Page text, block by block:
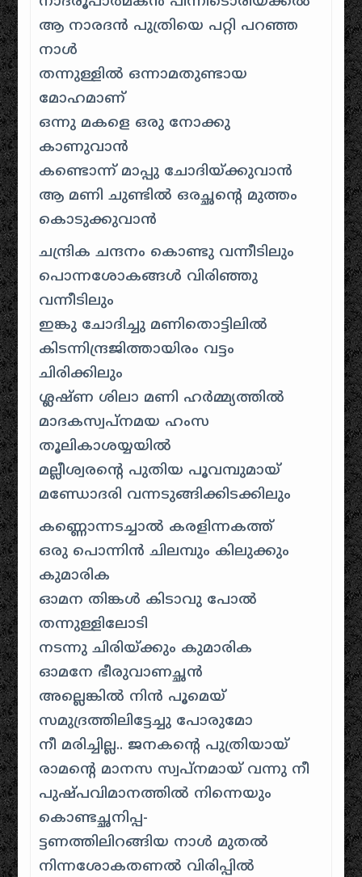
ആ നാരദൻ പുത്രിയെ പറ്റി പറഞ്ഞ
നാൾ
തന്നുള്ളിൽ ഒന്നാമതുണ്ടായ
മോഹമാണ്
ഒന്നു മകളെ ഒരു നോക്കു
കാണുവാൻ
കണ്ടൊന്ന് മാപ്പു ചോദിയ്ക്കുവാൻ
ആ മണി ചുണ്ടിൽ ഒരച്ഛന്റെ മുത്തം
കൊടുക്കുവാൻ
ചന്ദ്രിക ചന്ദനം കൊണ്ടു വന്നീടിലും
പൊന്നശോകങ്ങൾ വിരിഞ്ഞു
വന്നീടിലും
ഇങ്കു ചോദിച്ചു മണിതൊട്ടിലിൽ
കിടന്നിന്ദ്രജിത്തായിരം വട്ടം
ചിരിക്കിലും
ശ്ലഷ്ണ ശിലാ മണി ഹർമ്മ്യത്തിൽ
മാദകസ്വപ്നമയ ഹംസ
തൂലികാശയ്യയിൽ
മല്ലീശ്വരന്റെ പുതിയ പൂവമ്പുമായ്
മണ്ഡോദരി വന്നടുങ്ങിക്കിടക്കിലും
കണ്ണൊന്നടച്ചാൽ കരളിന്നകത്ത്
ഒരു പൊന്നിൻ ചിലമ്പും കിലുക്കും
കുമാരിക
ഓമന തിങ്കൾ കിടാവു പോൽ
തന്നുള്ളിലോടി
നടന്നു ചിരിയ്ക്കും കുമാരിക
ഓമനേ ഭീരുവാണച്ഛൻ
അല്ലെങ്കിൽ നിൻ പൂമെയ്
സമുദ്രത്തിലിട്ടേച്ചു പോരുമോ
നീ മരിച്ചില്ല.. ജനകന്റെ പുത്രിയായ്
രാമന്റെ മാനസ സ്വപ്നമായ് വന്നു നീ
പുഷ്പവിമാനത്തിൽ നിന്നെയും
കൊണ്ടച്ഛനിപ്പ-
ട്ടണത്തിലിറങ്ങിയ നാൾ മുതൽ
നിന്നശോകതണൽ വിരിപ്പിൽ